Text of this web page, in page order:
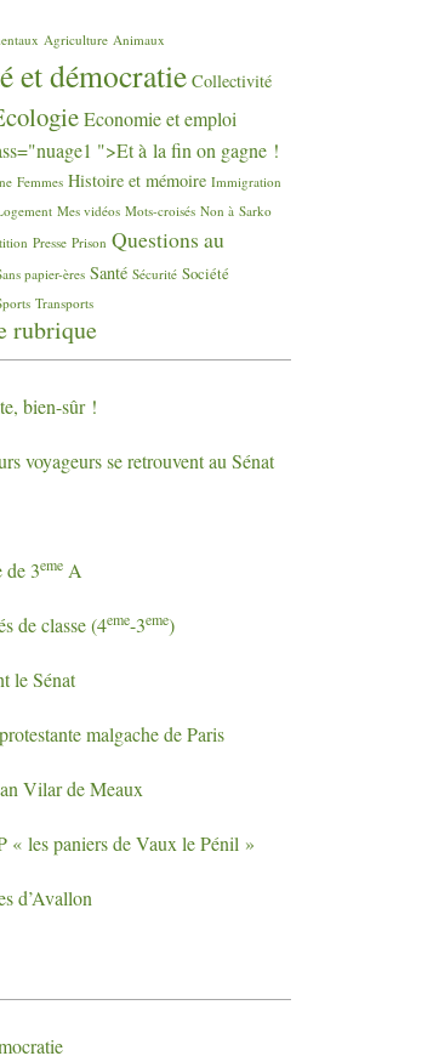
Agriculture Animaux
et démocratie Collectivité
Economie et emploi
">Et à la fin on gagne !
Femmes Histoire et mémoire Immigration
Mes vidéos Mots-croisés Non à Sarko
Presse Prison Questions au
papier-ères Santé Sécurité Société
Transports
rubrique
bien-sûr !
voyageurs se retrouvent au Sénat
de 3eme A
de classe (4eme-3eme)
le Sénat
malgache de Paris
Vilar de Meaux
« les paniers de Vaux le Pénil »
d’Avallon